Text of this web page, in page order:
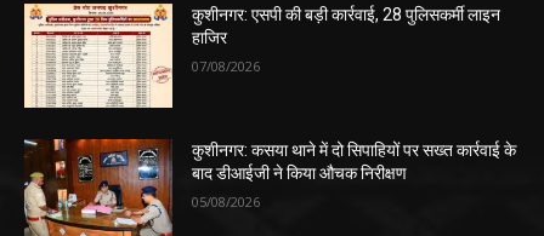
कुशीनगर: एसपी की बड़ी कार्रवाई, 28 पुलिसकर्मी लाइन
हाजिर
07/08/2026
कुशीनगर: कसया थाने में दो सिपाहियों पर सख्त कार्रवाई के
बाद डीआईजी ने किया औचक निरीक्षण
05/08/2026